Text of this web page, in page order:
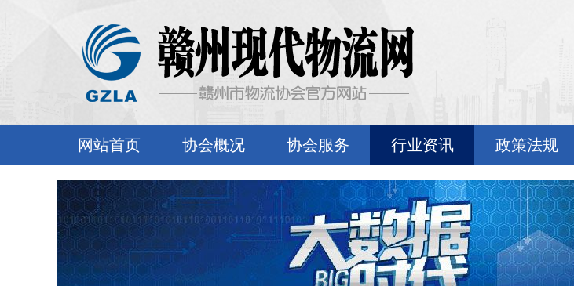
网站首页 协会概况 协会服务 行业资讯 政策法规